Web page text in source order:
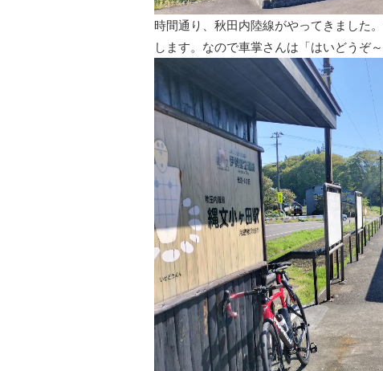
時間通り、秋田内陸線がやってきました
します。なので車掌さんは「はいどうぞ